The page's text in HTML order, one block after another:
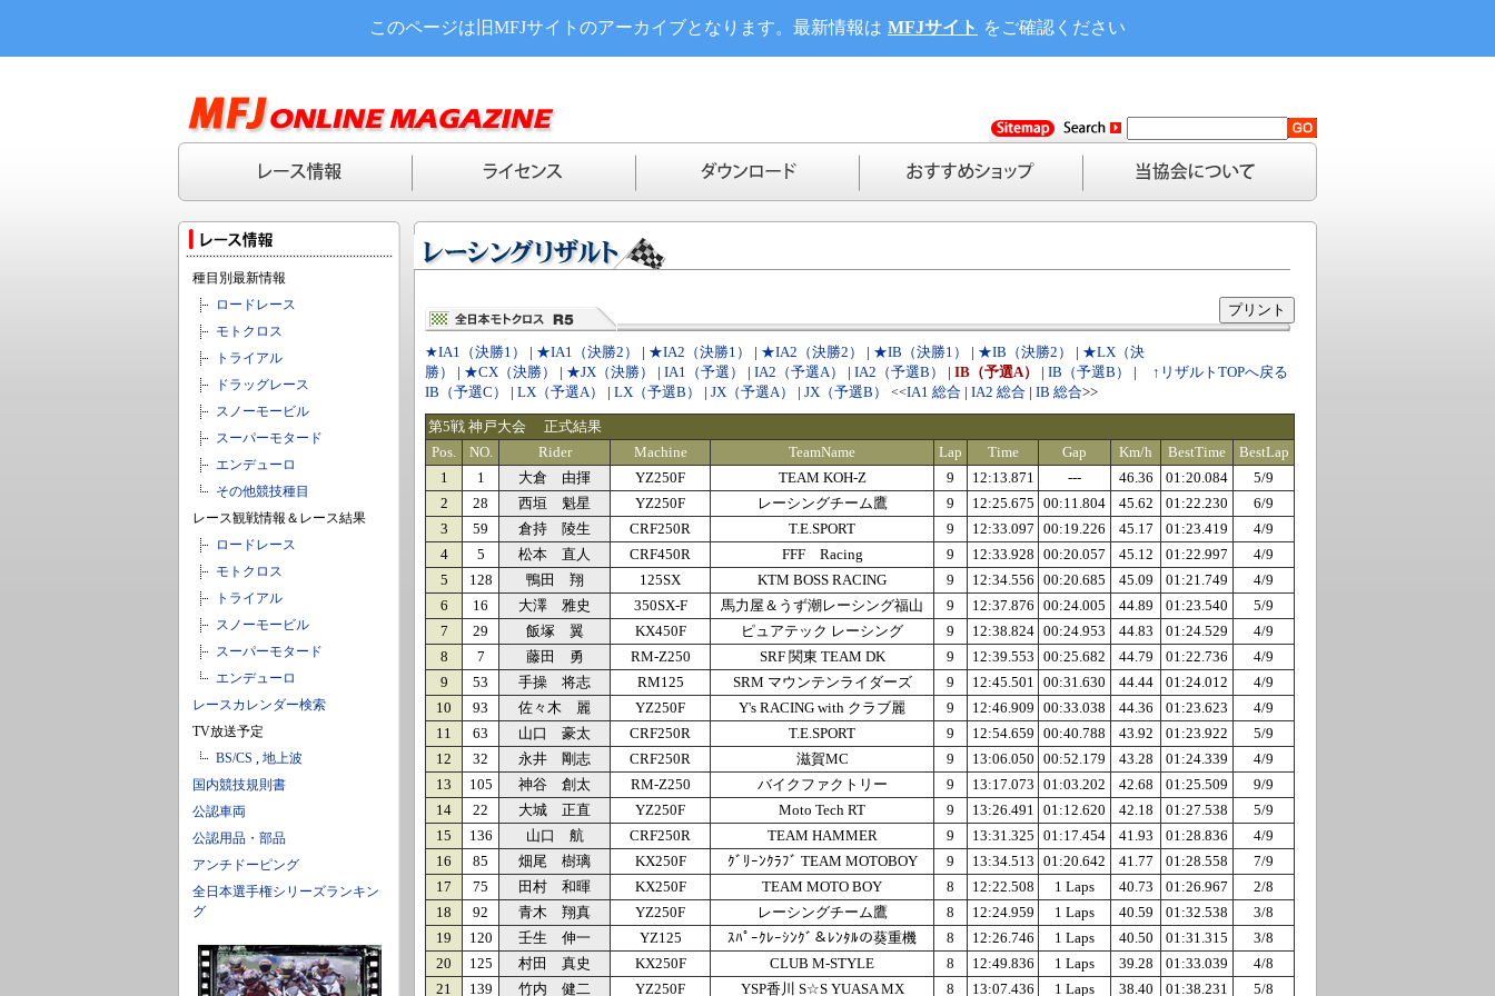
このページは旧MFJサイトのアーカイブとなります。最新情報は MFJサイト をご確認ください
種目別最新情報
ロードレース
モトクロス
トライアル
ドラッグレース
スノーモービル
スーパーモタード
エンデューロ
その他競技種目
レース観戦情報＆レース結果
ロードレース
モトクロス
トライアル
スノーモービル
スーパーモタード
エンデューロ
レースカレンダー検索
TV放送予定
BS/CS , 地上波
国内競技規則書
公認車両
公認用品・部品
アンチドーピング
全日本選手権シリーズランキン
グ
★IA1（決勝1） | ★IA1（決勝2） | ★IA2（決勝1） | ★IA2（決勝2） | ★IB（決勝1） | ★IB（決勝2） | ★LX（決
勝）
| ★CX（決勝） | ★JX（決勝） | IA1（予選） | IA2（予選A） | IA2（予選B） | IB（予選A） | IB（予選B）
|
IB（予選C）
| LX（予選A） | LX（予選B） | JX（予選A） | JX（予選B） <<IA1 総合 | IA2 総合 | IB 総合>>
↑リザルトTOPへ戻る
第5戦 神戸大会 正式結果
Pos.
NO. Rider Machine TeamName Lap Time Gap Km/h BestTime
BestLap
1
1 大倉 由揮 YZ250F TEAM KOH-Z 9 12:13.871 --- 46.36 01:20.084
5/9
2
28 西垣 魁星 YZ250F レーシングチーム鷹 9 12:25.675 00:11.804 45.62 01:22.230
6/9
3
59 倉持 陵生 CRF250R T.E.SPORT 9 12:33.097 00:19.226 45.17 01:23.419
4/9
4
5 松本 直人 CRF450R FFF Racing 9 12:33.928 00:20.057 45.12 01:22.997
4/9
5
128 鴨田 翔 125SX KTM BOSS RACING 9 12:34.556 00:20.685 45.09 01:21.749
4/9
6
16 大澤 雅史 350SX-F 馬力屋＆うず潮レーシング福山 9 12:37.876 00:24.005 44.89 01:23.540
5/9
7
29 飯塚 翼 KX450F ピュアテック レーシング 9 12:38.824 00:24.953 44.83 01:24.529
4/9
8
7 藤田 勇 RM-Z250 SRF 関東 TEAM DK 9 12:39.553 00:25.682 44.79 01:22.736
4/9
9
53 手操 将志 RM125 SRM マウンテンライダーズ 9 12:45.501 00:31.630 44.44 01:24.012
4/9
10
93 佐々木 麗 YZ250F Y's RACING with クラブ麗 9 12:46.909 00:33.038 44.36 01:23.623
4/9
11
63 山口 豪太 CRF250R T.E.SPORT 9 12:54.659 00:40.788 43.92 01:23.922
5/9
12
32 永井 剛志 CRF250R 滋賀MC 9 13:06.050 00:52.179 43.28 01:24.339
4/9
13
105 神谷 創太 RM-Z250 バイクファクトリー 9 13:17.073 01:03.202 42.68 01:25.509
9/9
14
22 大城 正直 YZ250F Moto Tech RT 9 13:26.491 01:12.620 42.18 01:27.538
5/9
15
136 山口 航 CRF250R TEAM HAMMER 9 13:31.325 01:17.454 41.93 01:28.836
4/9
16
85 畑尾 樹璃 KX250F ｸﾞﾘｰﾝｸﾗﾌﾞ TEAM MOTOBOY 9 13:34.513 01:20.642 41.77 01:28.558
7/9
17
75 田村 和暉 KX250F TEAM MOTO BOY 8 12:22.508 1 Laps 40.73 01:26.967
2/8
18
92 青木 翔真 YZ250F レーシングチーム鷹 8 12:24.959 1 Laps 40.59 01:32.538
3/8
19
120 壬生 伸一 YZ125 ｽﾊﾟｰｸﾚｰｼﾝｸﾞ＆ﾚﾝﾀﾙの葵重機 8 12:26.746 1 Laps 40.50 01:31.315
3/8
20
125 村田 真史 KX250F CLUB M-STYLE 8 12:49.836 1 Laps 39.28 01:33.039
4/8
21
139 竹内 健二 YZ250F YSP香川 S☆S YUASA MX 8 13:07.436 1 Laps 38.40 01:38.231 5/8